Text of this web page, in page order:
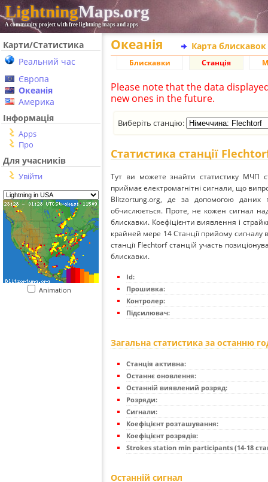
LightningMaps.org
A community project with free lightning maps and apps
Карти/Статистика
Реальний час
Європа
Океанія
Америка
Інформація
Apps
Про
Для учасників
Увійти
Animation
Океанія Карта
Блискавки Станція
Please note that the data
new ones in the future.
Виберіть станцію:
Статистика станції
Тут ви можете знайти статистику МЧП
приймає електромагнітні сигнали, що
Blitzortung.org, де за допомогою даних
обчислюється. Проте, не кожен сигнал
блискавки. Коефіцієнти виявлення і
крайней мере 14 Станції прийому сигналу
станції Flechtorf станцій участь
блискавки.
Id:
Прошивка:
Контролер:
Підсилювач:
Загальна статистика за останню
Станція активна:
Останнє оновлення:
Останній виявлений розряд:
Розряди:
Сигнали:
Коефіцієнт розташування:
Коефіцієнт розрядів:
Strokes station min participants (14-18
Останній сигнал